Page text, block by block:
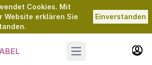
Cookies. Mit
Website erklären Sie
Einverstanden
Open main menu